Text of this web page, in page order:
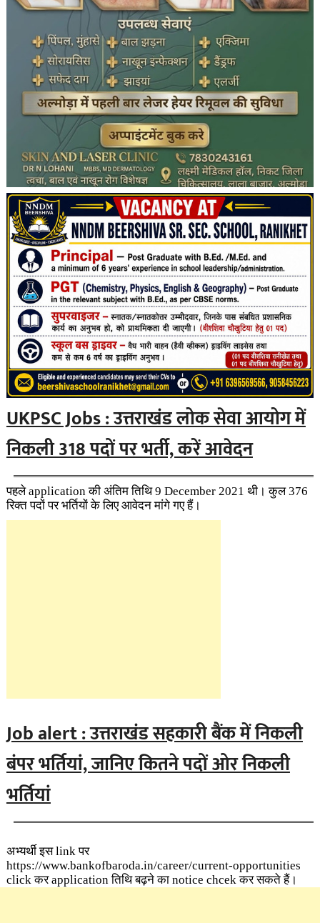
UKPSC Jobs : उत्तराखंड लोक सेवा आयोग में
निकली 318 पदों पर भर्ती, करें आवेदन
पहले application की अंतिम तिथि 9 December 2021 थी। कुल 376
रिक्त पदों पर भर्तियों के लिए आवेदन मांगे गए हैं।
Job alert : उत्तराखंड सहकारी बैंक में निकली
बंपर भर्तियां, जानिए कितने पदों ओर निकली
भर्तियां
अभ्यर्थी इस link पर
https://www.bankofbaroda.in/career/current-opportunities
click कर application तिथि बढ़ने का notice chcek कर सकते हैं।